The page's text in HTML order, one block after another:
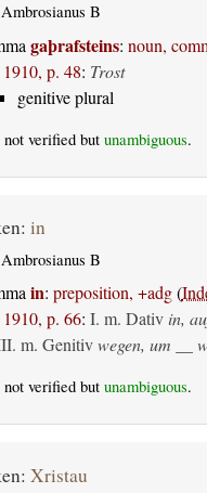
B
gaþrafsteins: noun,
p. 48: Trost
genitive plural
not verified but unambiguous.
in
B
in: preposition, +adg(
p. 66: I. m. Dativ in,
m. Genitiv wegen, um __
not verified but unambiguous.
Xristau